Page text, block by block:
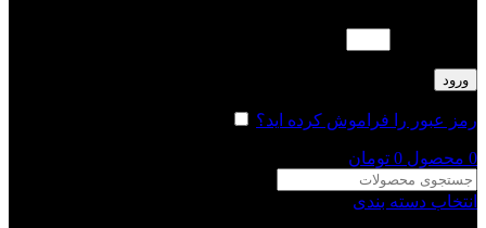
ورود
رمز عبور را فراموش کرده اید؟
0 محصول 0 تومان
انتخاب دسته بندی